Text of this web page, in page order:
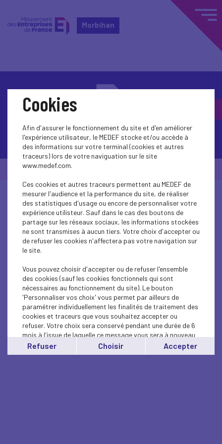
Morbihan
Contactez-nous
© Medef Morbihan 2026 -
Cookies
Afin d'assurer le fonctionnement du site et d'en améliorer
l'expérience utilisateur, le MEDEF stocke et/ou accède à
des informations sur votre terminal (cookies et autres
traceurs) lors de votre naviguation sur le site
www.medef.com.
Ces cookies et autres traceurs permettent au MEDEF de
mesurer l'audience et la performance du site, de réaliser
des statistiques d'usage ou encore de personnaliser votre
expérience utilisteur. Sauf dans le cas des boutons de
partage sur les réseaux sociaux, les informations stockées
ne sont transmises à aucun tiers. Votre choix d'accepter ou
de refuser les cookies n'affectera pas votre navigation sur
le site.
Vous pouvez choisir d'accepter ou de refuser l'ensemble
des cookies (sauf les cookies fonctionnels qui sont
nécessaires au fonctionnement du site). Le bouton
'Personnaliser vos choix' vous permet par ailleurs de
paramétrer individuellement les finalités de traitement des
cookies et traceurs que vous souhaitez accepter ou
refuser. Votre choix sera conservé pendant une durée de 6
mois à l'issue de laquelle ce message vous sera à nouveau
affiché..
Vous pouvez modifier votre choix à tout moment en
Refuser Choisir Accepter